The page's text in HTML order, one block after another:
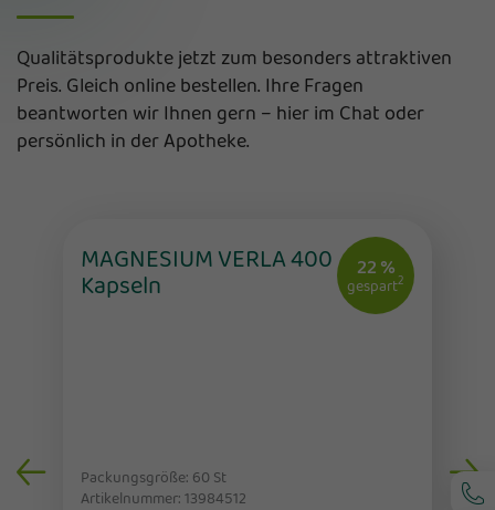
Qualitätsprodukte jetzt zum besonders attraktiven
Preis. Gleich online bestellen. Ihre Fragen
beantworten wir Ihnen gern – hier im Chat oder
persönlich in der Apotheke.
22 %
gespart2
MAGNESIUM VERLA 400
Kapseln
Packungsgröße: 60 St
Artikelnummer: 13984512